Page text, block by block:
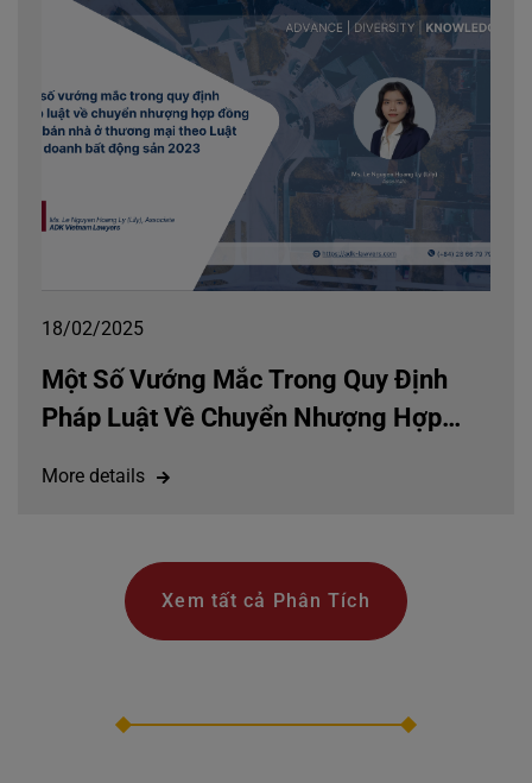
18/02/2025
Một Số Vướng Mắc Trong Quy Định
Pháp Luật Về Chuyển Nhượng Hợp
Theo Luật Kinh Doanh Bất Động Sản
More details
Xem tất cả Phân Tích